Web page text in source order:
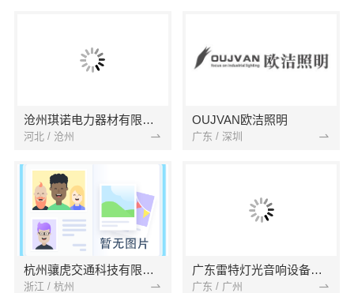
沧州琪诺电力器材有限公司
河北 / 沧州
OUJVAN欧洁照明
广东 / 深圳
杭州骧虎交通科技有限公司
浙江 / 杭州
广东雷特灯光音响设备有限公司
广东 / 广州